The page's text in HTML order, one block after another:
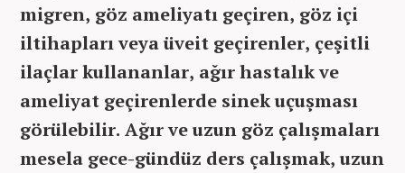
migren, göz ameliyatı geçiren, göz içi
iltihapları veya üveit geçirenler, çeşitli
ilaçlar kullananlar, ağır hastalık ve
ameliyat geçirenlerde sinek uçuşması
görülebilir. Ağır ve uzun göz çalışmaları
mesela gece-gündüz ders çalışmak, uzun